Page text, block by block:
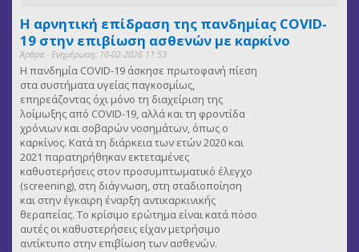
Η αρνητική επίδραση της πανδημίας COVID-
19 στην επιβίωση ασθενών με καρκίνο
Άρθρα - Ενημέρωση: 10-02-2026 11:53
Η πανδημία COVID-19 άσκησε πρωτοφανή πίεση
στα συστήματα υγείας παγκοσμίως,
επηρεάζοντας όχι μόνο τη διαχείριση της
λοίμωξης από COVID-19, αλλά και τη φροντίδα
χρόνιων και σοβαρών νοσημάτων, όπως ο
καρκίνος. Κατά τη διάρκεια των ετών 2020 και
2021 παρατηρήθηκαν εκτεταμένες
καθυστερήσεις στον προσυμπτωματικό έλεγχο
(screening), στη διάγνωση, στη σταδιοποίηση
και στην έγκαιρη έναρξη αντικαρκινικής
θεραπείας. Το κρίσιμο ερώτημα είναι κατά πόσο
αυτές οι καθυστερήσεις είχαν μετρήσιμο
αντίκτυπο στην επιβίωση των ασθενών.